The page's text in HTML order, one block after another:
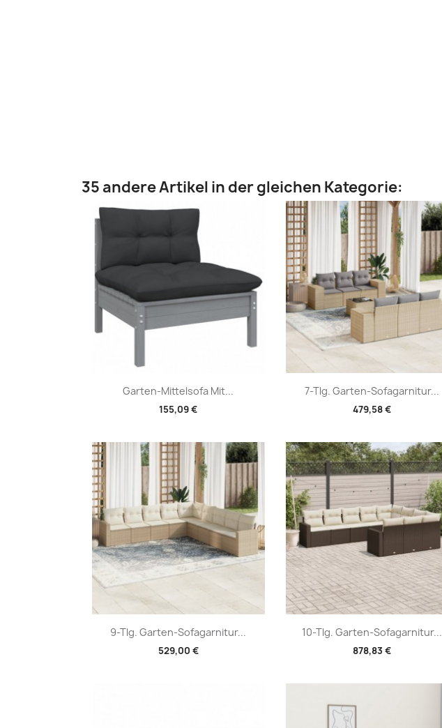
35 andere Artikel in der gleichen Kategorie:
Garten-Mittelsofa Mit...
155,09 €
Vorschau 7-Tlg. Garten-Sofagarnitur...
479,58 €
Vorschau
9-Tlg. Garten-Sofagarnitur...
529,00 €
Vorschau 10-Tlg. Garten-Sofagarnitur...
878,83 €
Vorschau